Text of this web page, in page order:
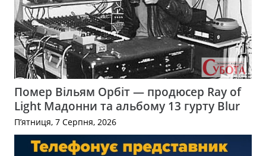
Помер Вільям Орбіт — продюсер Ray of
Light Мадонни та альбому 13 гурту Blur
П’ятниця, 7 Серпня, 2026